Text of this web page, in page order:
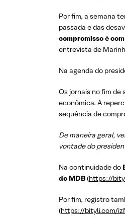
Por fim, a semana
passada e das
compromisso é
entrevista de
Na agenda do
Os jornais no fim de
econômica. A
sequência de
De maneira geral,
vontade do
Na continuidade do
do MDB(https://
Por fim, registro
(https://bityli.com/